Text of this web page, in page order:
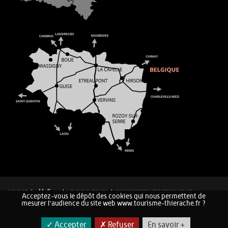
CONTACT MENTIONS LÉGALES
COOKIES ET DONNÉES PERSONNELLES
PLAN DU SITE
Acceptez-vous le dépôt des cookies qui nous permettent de
mesurer l'audience du site web www.tourisme-thierache.fr ?
✓ Accepter ✗ Refuser En savoir +